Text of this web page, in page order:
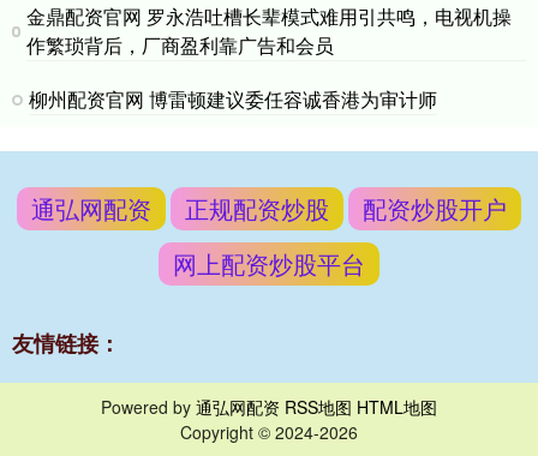
金鼎配资官网 罗永浩吐槽长辈模式难用引共鸣，电视机操
作繁琐背后，厂商盈利靠广告和会员
柳州配资官网 博雷顿建议委任容诚香港为审计师
通弘网配资 正规配资炒股
配资炒股开户
网上配资炒股平台
友情链接：
Powered by 通弘网配资 RSS地图 HTML地图
Copyright © 2024-2026